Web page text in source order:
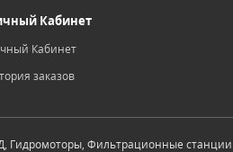
Кабинет
Кабинет
заказов
Гидромоторы, Фильтрационные